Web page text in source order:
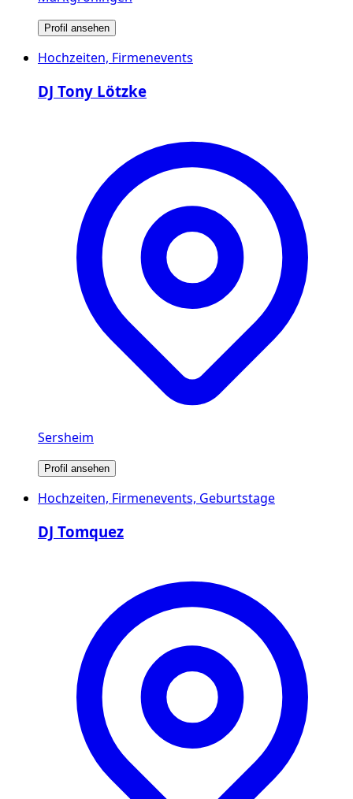
Profil ansehen
Hochzeiten, Firmenevents
DJ Tony Lötzke
Sersheim
Profil ansehen
Hochzeiten, Firmenevents, Geburtstage
DJ Tomquez